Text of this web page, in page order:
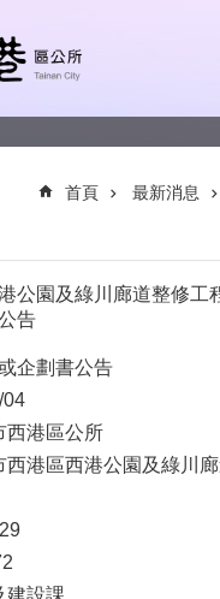
首頁 最新消息
公園及綠川廊道整修工
告
企劃書公告
04
西港區公所
西港區西港公園及綠川
建設課